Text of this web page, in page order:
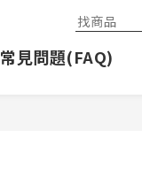
常見問題(FAQ)